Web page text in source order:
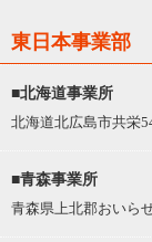
東日本事業部
■北海道事業所
北海道北広島市共栄
■青森事業所
青森県上北郡おいら